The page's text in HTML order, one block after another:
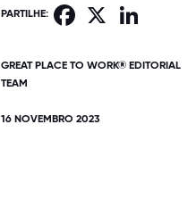
PARTILHE: Facebook
GREAT PLACE TO WORK® EDITORIAL
TEAM
16 NOVEMBRO 2023